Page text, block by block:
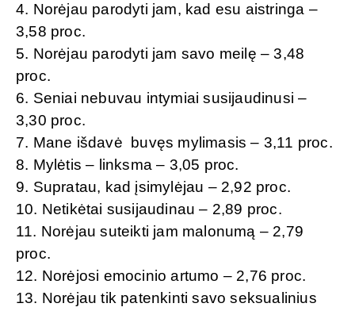
4. Norėjau parodyti jam, kad esu aistringa –
3,58 proc.
5. Norėjau parodyti jam savo meilę – 3,48
proc.
6. Seniai nebuvau intymiai susijaudinusi –
3,30 proc.
7. Mane išdavė buvęs mylimasis – 3,11 proc.
8. Mylėtis – linksma – 3,05 proc.
9. Supratau, kad įsimylėjau – 2,92 proc.
10. Netikėtai susijaudinau – 2,89 proc.
11. Norėjau suteikti jam malonumą – 2,79
proc.
12. Norėjosi emocinio artumo – 2,76 proc.
13. Norėjau tik patenkinti savo seksualinius